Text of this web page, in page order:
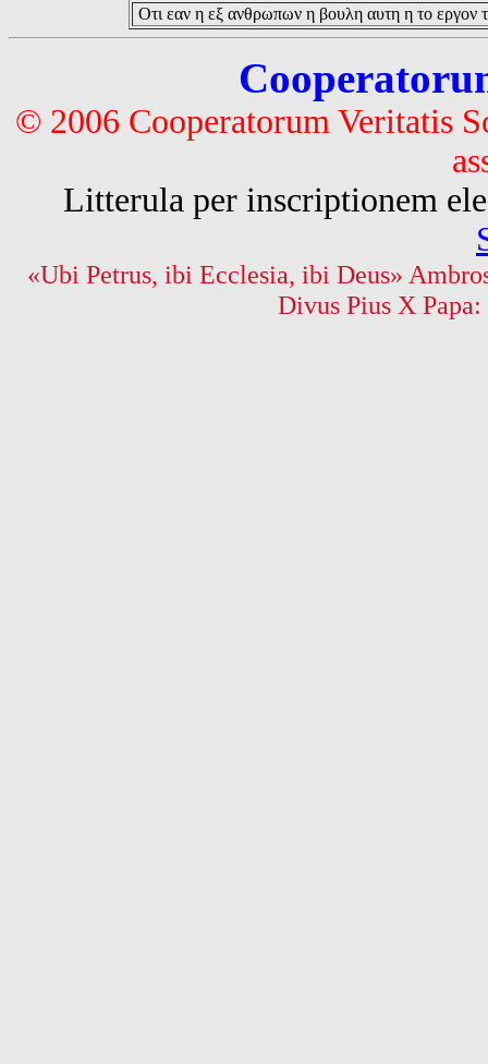
Οτι εαν η εξ ανθρωπων η βουλη αυτη η το εργον
© 2006 Cooperatorum Veritatis
Litterula per inscriptionem
«Ubi Petrus, ibi Ecclesia, ibi Deus»
Divus Pius X Papa: